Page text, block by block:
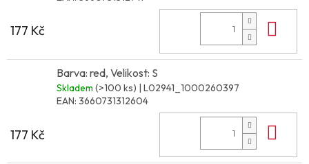
177 Kč
Barva: red, Velikost: S
Skladem (>100 ks) | L02941_1000260397
EAN: 3660731312604
177 Kč